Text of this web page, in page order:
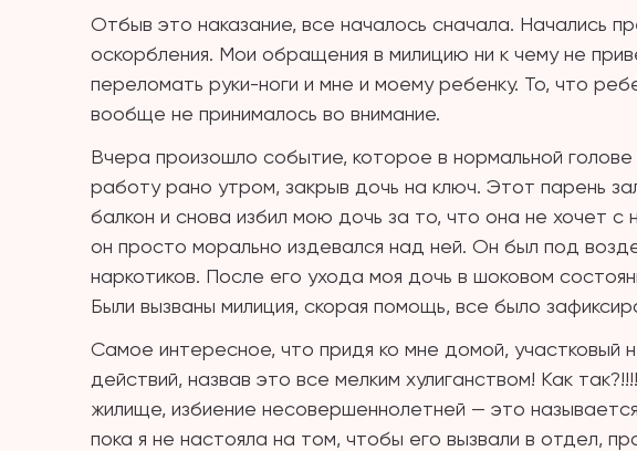
Отбыв это наказание, все началось сначала. Начались
оскорбления. Мои обращения в милицию ни к чему не
переломать руки-ноги и мне и моему ребенку. То, что
вообще не принималось во внимание.
Вчера произошло событие, которое в нормальной
работу рано утром, закрыв дочь на ключ. Этот парень
балкон и снова избил мою дочь за то, что она не хочет
он просто морально издевался над ней. Он был под
наркотиков. После его ухода моя дочь в шоковом
Были вызваны милиция, скорая помощь, все было
Самое интересное, что придя ко мне домой, участковый
действий, назвав это все мелким хулиганством! Как
жилище, избиение несовершеннолетней — это
пока я не настояла на том, чтобы его вызвали в отдел,